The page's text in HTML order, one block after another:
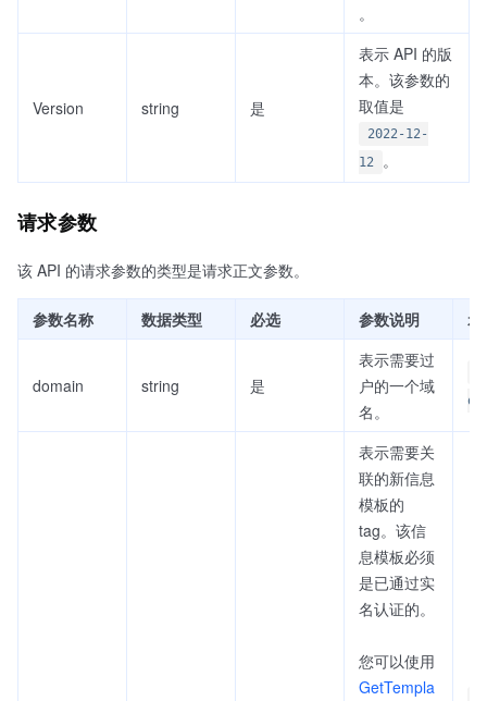
。
Version string 是
表示 API 的版
本。该参数的
取值是
2022-12-
12
。
请求参数
该 API 的请求参数的类型是请求正文参数。
参数名称 数据类型 必选 参数说明 示
domain string 是
表示需要过
户的一个域
名。
om
表示需要关
联的新信息
模板的
tag。该信
息模板必须
是已通过实
名认证的。
您可以使用
GetTempla